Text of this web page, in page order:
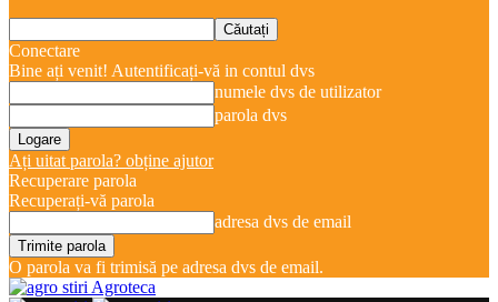
Conectare
Bine ați venit! Autentificați-vă in contul dvs
numele dvs de utilizator
parola dvs
Ați uitat parola? obține ajutor
Recuperare parola
Recuperați-vă parola
adresa dvs de email
O parola va fi trimisă pe adresa dvs de email.
Agroteca